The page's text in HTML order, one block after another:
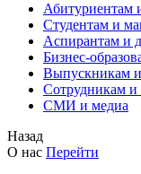
Абитуриентам
Студентам и
Аспирантам и
Бизнес-
Выпускникам
Сотрудникам и
СМИ и медиа
Назад
О нас Перейти